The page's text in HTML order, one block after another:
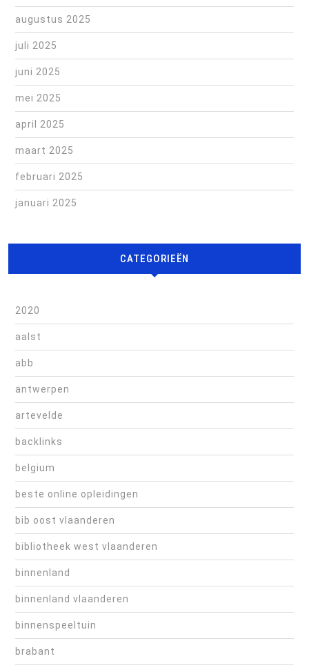
augustus 2025
juli 2025
juni 2025
mei 2025
april 2025
maart 2025
februari 2025
januari 2025
CATEGORIEËN
2020
aalst
abb
antwerpen
artevelde
backlinks
belgium
beste online opleidingen
bib oost vlaanderen
bibliotheek west vlaanderen
binnenland
binnenland vlaanderen
binnenspeeltuin
brabant